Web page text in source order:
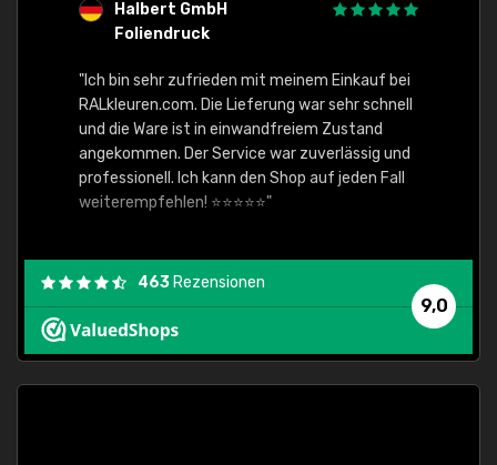
Halbert GmbH
Foliendruck
"Ich bin sehr zufrieden mit meinem Einkauf bei
RALkleuren.com. Die Lieferung war sehr schnell
und die Ware ist in einwandfreiem Zustand
angekommen. Der Service war zuverlässig und
professionell. Ich kann den Shop auf jeden Fall
weiterempfehlen! ⭐⭐⭐⭐⭐"
9,0
463 Rezensionen